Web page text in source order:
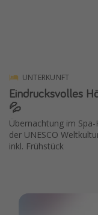
Weitere Themen
Reise Journal
Familienurlaub in
Rundreisen in
UNTERKUNFT
Eindrucksvolles
💦
Übernachtung im
der UNESCO
inkl. Frühstück